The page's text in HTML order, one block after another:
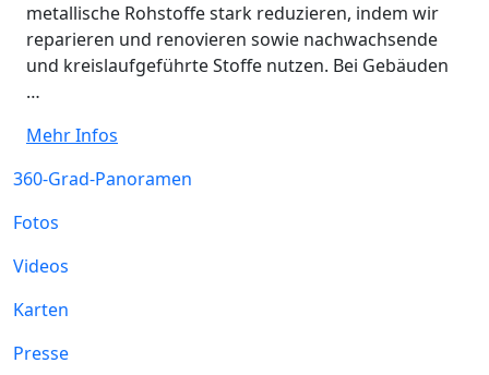
metallische Rohstoffe stark reduzieren, indem wir
reparieren und renovieren sowie nachwachsende
und kreislaufgeführte Stoffe nutzen. Bei Gebäuden
…
Mehr Infos
360-Grad-Panoramen
Fotos
Videos
Karten
Presse